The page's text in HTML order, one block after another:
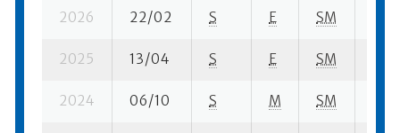
2026 22/02 S E SM
2025 13/04 S E SM
2024 06/10 S M SM